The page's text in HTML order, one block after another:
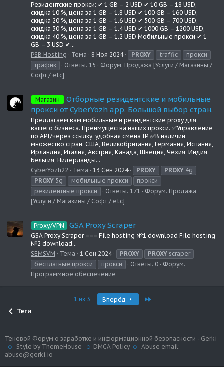
Резидентские прокси: ✔ 1 GB – 2 USD ✔ 10 GB – 18 USD,
скидка 10 %, цена за 1 GB – 1.8 USD ✔ 100 GB – 160 USD,
скидка 20 %, цена за 1 GB – 1.6 USD ✔ 500 GB – 700 USD,
скидка 30 %, цена за 1 GB – 1.4 USD ✔ 1000 GB – 1200 USD,
скидка 40 %, цена за 1 GB – 1.2 USD Мобильные прокси ✔ 1
GB – 3 USD ✔...
PSB Hosting
Тема 8 Ноя 2024 PROXY traffic
прокси
трафик
Ответы: 15 Форум: Продажа [Услуги / Магазины /
Софт / etc]
Магазин
Отборные резидентские и мобильные
прокси от CyberYozh app. Большой выбор стран.
Предлагаем вам мобильные и резидентские proxy для
вашего бизнеса. Преимущества наших прокси: ✅Управление
по API/через ссылку, удобная смена IP. ✅В наличии
множество стран: США, Великобритания, Германия, Испания,
Ирландия, Италия, Австрия, Канада, Швеция, Чехия, Индия,
Бельгия, Нидерланды...
CyberYozh22
Тема 13 Сен 2024 PROXY PROXY 4g
PROXY 5g мобильные прокси
прокси
резидентные прокси
Ответы: 171 Форум: Продажа
[Услуги / Магазины / Софт / etc]
Proxy/VPN GSA Proxy Scraper
GSA Proxy Scraper === File hosting №1 download File hosting
№2 download...
SEMSVM
Тема 1 Сен 2024 PROXY PROXY scraper
бесплатные прокси
прокси Ответы: 0
Форум:
Программное обеспечение
1 из 3 Вперёд
Теги
Теневой Форум о заработке и информационной безопасности - Gerki
Style by ThemeHouse
DMCA Policy
Abuse email:
abuse@gerki.io